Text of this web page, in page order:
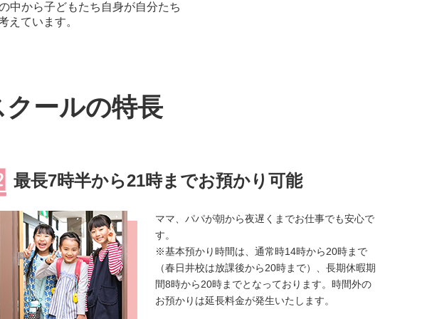
中から子どもたち自身が自分たち
えています。
ールの特長
最長7時半から21時までお預かり可能
ママ、パパが朝から夜遅くまでお仕事でも安心で
す。
※基本預かり時間は、通常時14時から20時まで
（春日井校は放課後から20時まで）、長期休暇期
間8時から20時までとなっております。時間外の
お預かりは延長料金が発生いたします。